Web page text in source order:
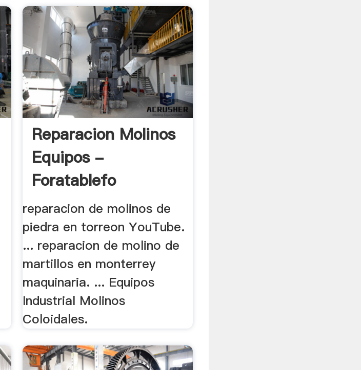
Reparacion Molinos
Equipos -
Foratablefo
reparacion de molinos de
piedra en torreon YouTube.
... reparacion de molino de
martillos en monterrey
maquinaria. ... Equipos
Industrial Molinos
Coloidales.